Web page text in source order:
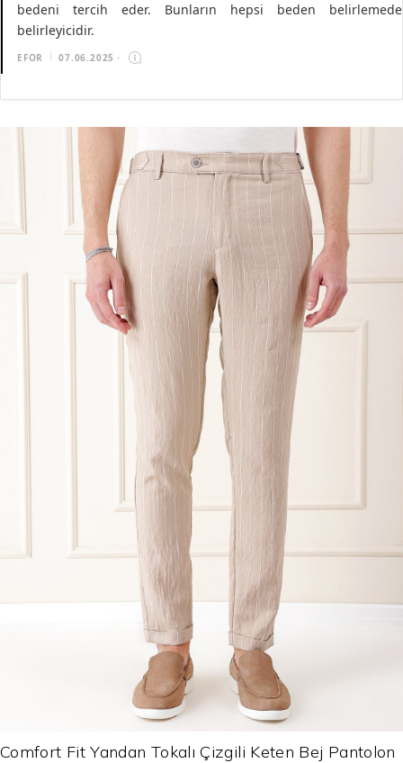
bedeni tercih eder. Bunların hepsi beden belirlemede
belirleyicidir.
EFOR 07.06.2025 ·
Comfort Fit Yandan Tokalı Çizgili Keten Bej Pantolon